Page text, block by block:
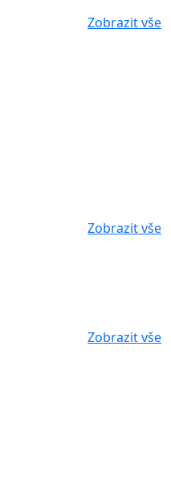
Zobrazit vše
Zobrazit vše
Zobrazit vše